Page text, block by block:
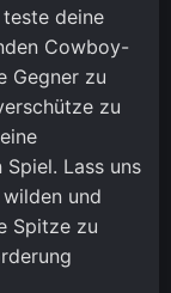
deine
Cowboy-
Gegner zu
zu
Lass uns
und
Spitze zu